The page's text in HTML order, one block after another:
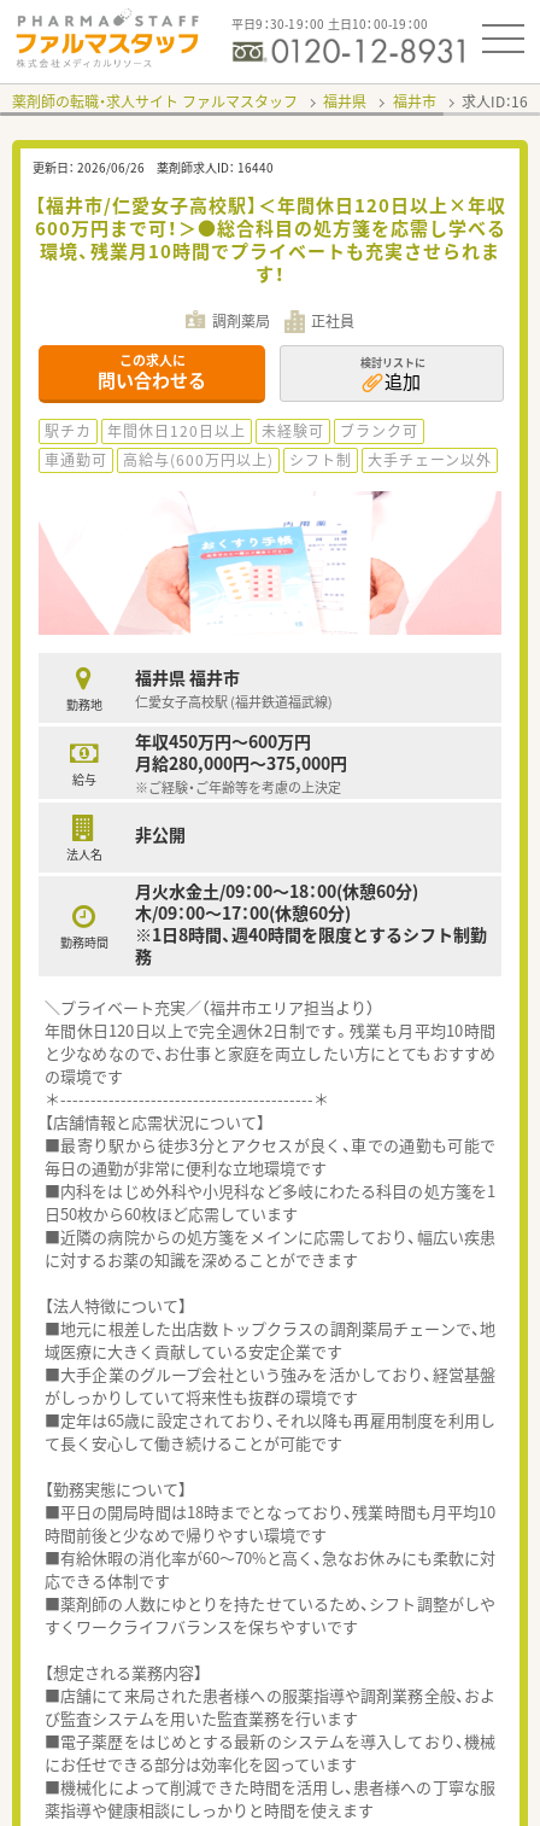
平日9：30-19：00 土日10：00-19：00
薬剤師の転職・求人サイト ファルマスタッフ 福井県 福井市 求人ID：
更新日： 2026/06/26 薬剤師求人ID： 16440
【福井市/仁愛女子高校駅】＜年間休日120日以上×年収
600万円まで可！＞●総合科目の処方箋を応需し学べる
環境、残業月10時間でプライベートも充実させられま
す！
調剤薬局 正社員
この求人に
問い合わせる
検討リストに
追加
駅チカ 年間休日120日以上 未経験可
ブランク可
車通勤可
高給与(600万円以上) シフト制 大手チェーン以外
勤務地
福井県 福井市
仁愛女子高校駅 (福井鉄道福武線)
給与
年収450万円～600万円
月給280,000円～375,000円
※ご経験・ご年齢等を考慮の上決定
法人名
非公開
勤務時間
月火水金土/09：00～18：00(休憩60分)
木/09：00～17：00(休憩60分)
※1日8時間、週40時間を限度とするシフト制勤
務
＼プライベート充実／（福井市エリア担当より）
年間休日120日以上で完全週休2日制です。残業も月平均10時間
と少なめなので、お仕事と家庭を両立したい方にとてもおすすめ
の環境です
＊------------------------------------------＊
【店舗情報と応需状況について】
■最寄り駅から徒歩3分とアクセスが良く、車での通勤も可能で
毎日の通勤が非常に便利な立地環境です
■内科をはじめ外科や小児科など多岐にわたる科目の処方箋を1
日50枚から60枚ほど応需しています
■近隣の病院からの処方箋をメインに応需しており、幅広い疾患
に対するお薬の知識を深めることができます
【法人特徴について】
■地元に根差した出店数トップクラスの調剤薬局チェーンで、地
域医療に大きく貢献している安定企業です
■大手企業のグループ会社という強みを活かしており、経営基盤
がしっかりしていて将来性も抜群の環境です
■定年は65歳に設定されており、それ以降も再雇用制度を利用し
て長く安心して働き続けることが可能です
【勤務実態について】
■平日の開局時間は18時までとなっており、残業時間も月平均10
時間前後と少なめで帰りやすい環境です
■有給休暇の消化率が60～70%と高く、急なお休みにも柔軟に対
応できる体制です
■薬剤師の人数にゆとりを持たせているため、シフト調整がしや
すくワークライフバランスを保ちやすいです
【想定される業務内容】
■店舗にて来局された患者様への服薬指導や調剤業務全般、およ
び監査システムを用いた監査業務を行います
■電子薬歴をはじめとする最新のシステムを導入しており、機械
にお任せできる部分は効率化を図っています
■機械化によって削減できた時間を活用し、患者様への丁寧な服
薬指導や健康相談にしっかりと時間を使えます